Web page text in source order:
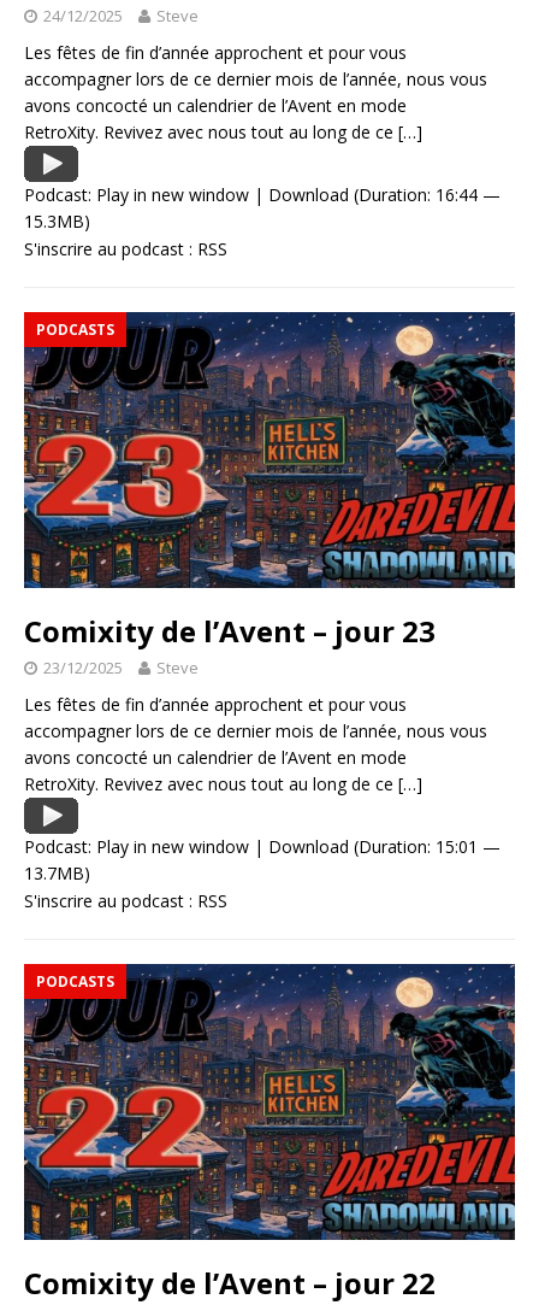
24/12/2025 Steve
Les fêtes de fin d’année approchent et pour vous
accompagner lors de ce dernier mois de l’année, nous vous
avons concocté un calendrier de l’Avent en mode
RetroXity. Revivez avec nous tout au long de ce […]
Podcast: Play in new window | Download (Duration: 16:44 —
15.3MB)
S'inscrire au podcast : RSS
PODCASTS
Comixity de l’Avent – jour 23
23/12/2025 Steve
Les fêtes de fin d’année approchent et pour vous
accompagner lors de ce dernier mois de l’année, nous vous
avons concocté un calendrier de l’Avent en mode
RetroXity. Revivez avec nous tout au long de ce […]
Podcast: Play in new window | Download (Duration: 15:01 —
13.7MB)
S'inscrire au podcast : RSS
PODCASTS
Comixity de l’Avent – jour 22